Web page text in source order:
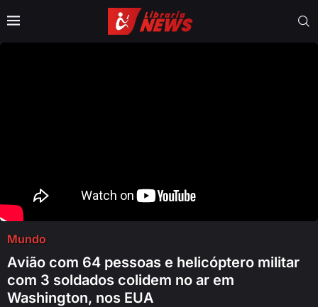
Mundo
Avião com 64 pessoas e helicóptero militar
com 3 soldados colidem no ar em
Washington, nos EUA